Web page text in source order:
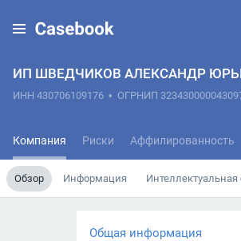
ИП ШВЕДЧИКОВ АЛЕКСАНДР
ИНН 430706109176 • ОГРНИП
Компания Риски Аффилированность
Обзор Информация Интеллектуальная
Общая информация